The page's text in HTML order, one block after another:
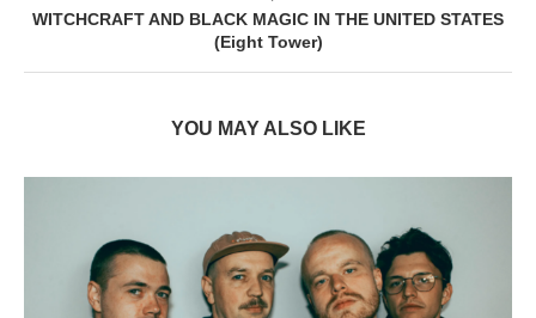
WITCHCRAFT AND BLACK MAGIC IN THE UNITED STATES
(Eight Tower)
YOU MAY ALSO LIKE